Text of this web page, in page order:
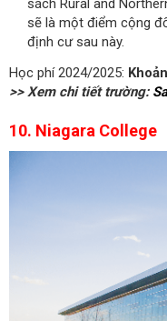
sách Rural and
sẽ là một điểm cộng
định cư sau này.
Học phí 2024/2025:
>> Xem chi tiết trường:
10. Niagara College